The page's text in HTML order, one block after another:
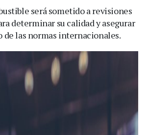
será sometido a revisiones
determinar su calidad y asegurar
las normas internacionales.